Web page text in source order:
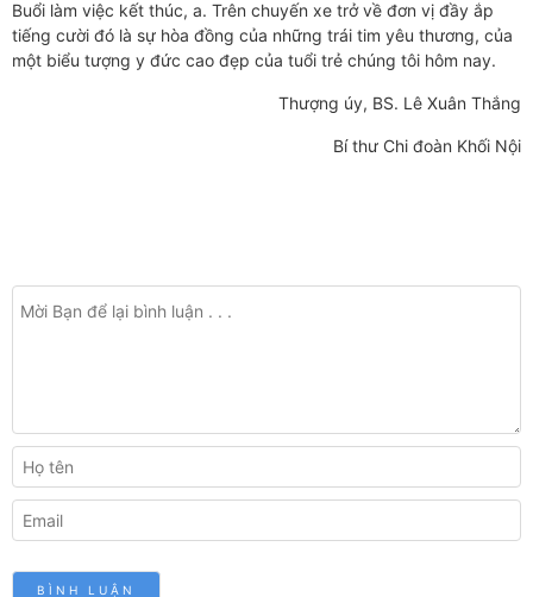
Buổi làm việc kết thúc, a. Trên chuyến xe trở về đơn vị đầy ắp
tiếng cười đó là sự hòa đồng của những trái tim yêu thương, của
một biểu tượng y đức cao đẹp của tuổi trẻ chúng tôi hôm nay.
Thượng úy, BS. Lê Xuân Thắng
Bí thư Chi đoàn Khối Nội